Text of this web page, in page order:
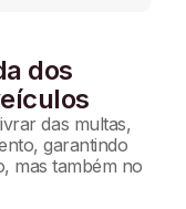
dos
das multas,
garantindo
mas também no